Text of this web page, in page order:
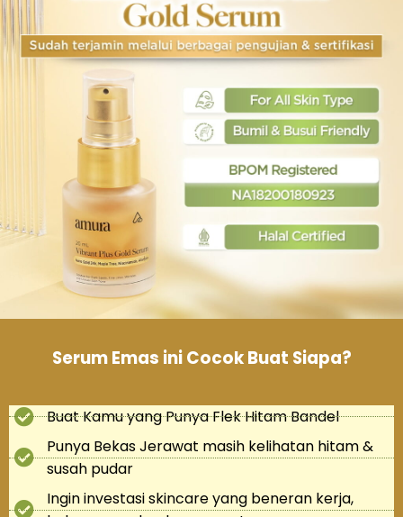
Serum Emas ini Cocok Buat Siapa?
Buat Kamu yang Punya Flek Hitam Bandel
Punya Bekas Jerawat masih kelihatan hitam &
susah pudar
Ingin investasi skincare yang beneran kerja,